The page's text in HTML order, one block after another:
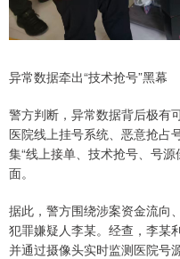
异常数据牵出“技术抢号”黑幕
警方判断，异常数据背后极有
医院线上挂号系统、恶意抢占
集“线上接单、技术抢号、号
面。
据此，警方围绕涉案资金流向
犯罪嫌疑人李某。经查，李某
并通过摄像头实时监测医院号